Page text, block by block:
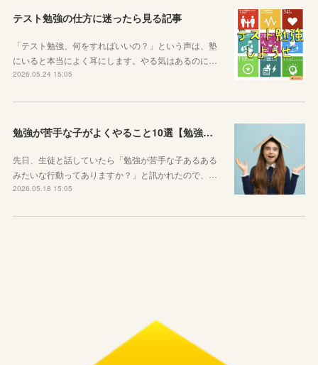
テスト勉強の仕方に迷ったら見る記事
「テスト勉強、何をすればいいの？」という声は、塾
にいると本当によく耳にします。やる気はあるのに…
2026.05.24 15:05
勉強が苦手な子がよくやること10選【勉強苦手あるある】
先日、生徒と話していたら「勉強が苦手な子あるある
みたいな行動ってありますか？」と訊かれたので、…
2026.05.18 15:05